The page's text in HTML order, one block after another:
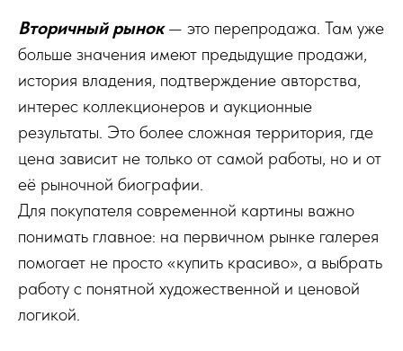
Вторичный рынок— это перепродажа. Там уже
больше значения имеют предыдущие продажи,
история владения, подтверждение авторства,
интерес коллекционеров и аукционные
результаты. Это более сложная территория, где
цена зависит не только от самой работы, но и от
её рыночной биографии.
Для покупателя современной картины важно
понимать главное: на первичном рынке галерея
помогает не просто «купить красиво», а выбрать
работу с понятной художественной и ценовой
логикой.